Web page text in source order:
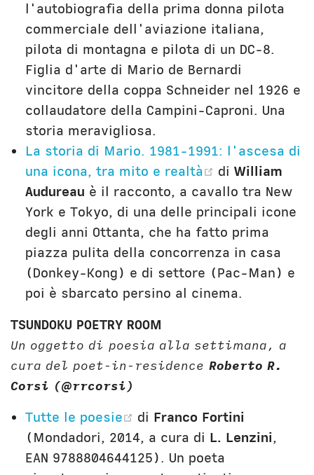
l'autobiografia della prima donna pilota
commerciale dell'aviazione italiana,
pilota di montagna e pilota di un DC-8.
Figlia d'arte di Mario de Bernardi
vincitore della coppa Schneider nel 1926 e
collaudatore della Campini-Caproni. Una
storia meravigliosa.
La storia di Mario. 1981-1991: l'ascesa di
una icona, tra mito e realtà
(opens new
diWilliam
Audureau è il racconto, a cavallo tra New
York e Tokyo, di una delle principali icone
degli anni Ottanta, che ha fatto prima
piazza pulita della concorrenza in casa
(Donkey-Kong) e di settore (Pac-Man) e
poi è sbarcato persino al cinema.
TSUNDOKU POETRY ROOM
Un oggetto di poesia alla settimana, a
cura del poet-in-residence Roberto R.
Corsi (@rrcorsi)
Tutte le poesie
(opens new window)
di Franco Fortini
(Mondadori, 2014, a cura di L. Lenzini,
EAN 9788804644125). Un poeta